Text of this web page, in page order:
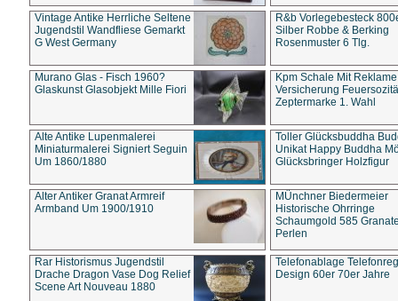
Vintage Antike Herrliche Seltene
Jugendstil Wandfliese Gemarkt
G West Germany
R&b Vorlegebesteck
Silber Robbe & Berking
Rosenmuster 6 Tlg.
Murano Glas - Fisch 1960?
Glaskunst Glasobjekt Mille Fiori
Kpm Schale Mit Reklame
Versicherung
Zeptermarke 1. Wahl
Alte Antike Lupenmalerei
Miniaturmalerei Signiert Seguin
Um 1860/1880
Toller Glücksbuddha
Unikat Happy Buddha
Glücksbringer Holzfigur
Alter Antiker Granat Armreif
Armband Um 1900/1910
MÜnchner Biedermeier
Historische Ohrringe
Schaumgold 585
Perlen
Rar Historismus Jugendstil
Drache Dragon Vase Dog Relief
Scene Art Nouveau 1880
Telefonablage
Design 60er 70er Jahre